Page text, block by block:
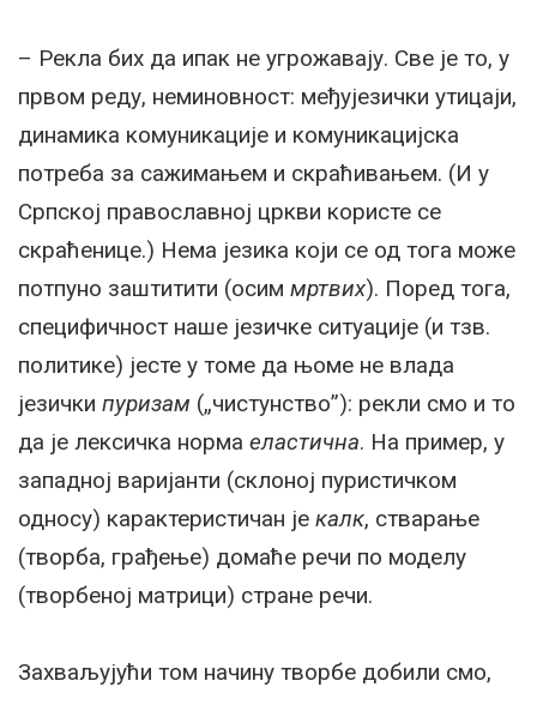
– Рекла бих да ипак не угрожавају. Све је то, у
првом реду, неминовност: међујезички утицаји,
динамика комуникације и комуникацијска
потреба за сажимањем и скраћивањем. (И у
Српској православној цркви користе се
скраћенице.) Нема језика који се од тога може
потпуно заштитити (осим мртвих). Поред тога,
специфичност наше језичке ситуације (и тзв.
политике) јесте у томе да њоме не влада
језички пуризам („чистунство”): рекли смо и то
да је лексичка норма еластична. На пример, у
западној варијанти (склоној пуристичком
односу) карактеристичан је калк, стварање
(творба, грађење) домаће речи по моделу
(творбеној матрици) стране речи.
Захваљујући том начину творбе добили смо,